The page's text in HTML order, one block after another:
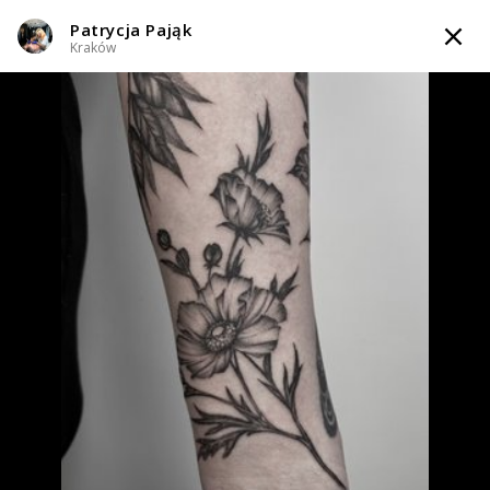
TATTOOARTIST
Patrycja Pająk
Kraków
Styl tatuażu
Dotwork / Geometryczny / Ornamenty / Graficzny /
Sketch / Line work / Fineline / Outline / Minimalizm / Realizm
WIADOMOŚĆ
WZORY TATTOO LIFE
Patrycja Pająk
Kraków